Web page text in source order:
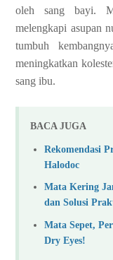
oleh sang bayi.
melengkapi asupan
tumbuh
meningkatkan
sang ibu.
BACA JUGA
Rekomendasi
Halodoc
Mata Kering
dan Solusi
Mata Sepet,
Dry Eyes!